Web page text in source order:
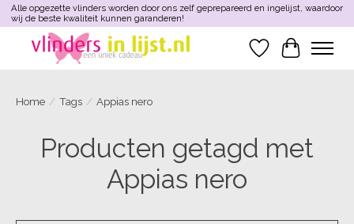
Alle opgezette vlinders worden door ons zelf geprepareerd en ingelijst, waardoor
wij de beste kwaliteit kunnen garanderen!
Verlanglijst
Home / Tags / Appias nero
Producten getagd met
Appias nero